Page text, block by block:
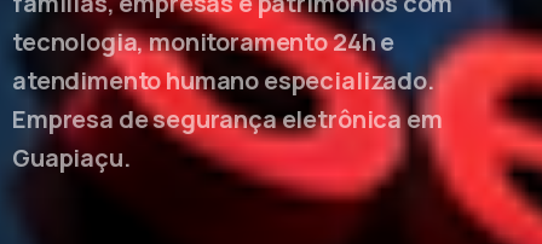
tecnologia, monitoramento 24h e
atendimento humano especializado.
Empresa de segurança eletrônica em
Guapiaçu.